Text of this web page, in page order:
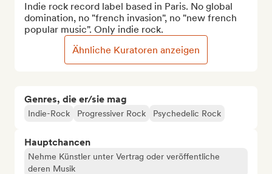
Genres, die er/sie mag
Indie-Rock Progressiver Rock Psychedelic Rock
Hauptchancen
Nehme Künstler unter Vertrag oder veröffentliche
deren Musik
Indie rock record label based in Paris. No global
domination, no "french invasion", no "new french
popular music". Only indie rock.
Ähnliche Kuratoren anzeigen